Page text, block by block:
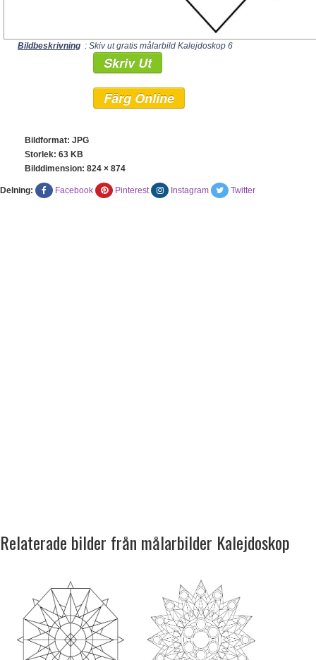
Bildbeskrivning : Skiv ut gratis målarbild Kalejdoskop 6
Skriv Ut
Färg Online
Bildformat: JPG
Storlek: 63 KB
Bilddimension: 824 × 874
Delning: Facebook Pinterest Instagram Twitter
Relaterade bilder från målarbilder Kalejdoskop